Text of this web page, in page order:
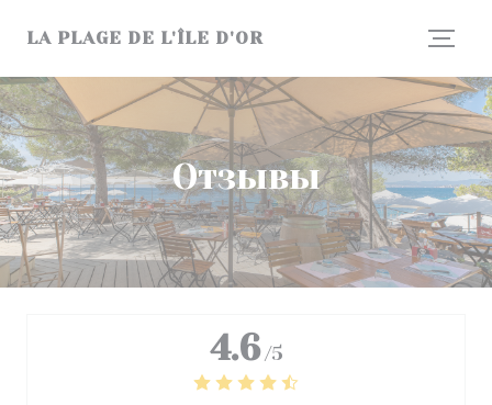
LA PLAGE DE L'ÎLE D'OR
Отзывы
4.6 /5